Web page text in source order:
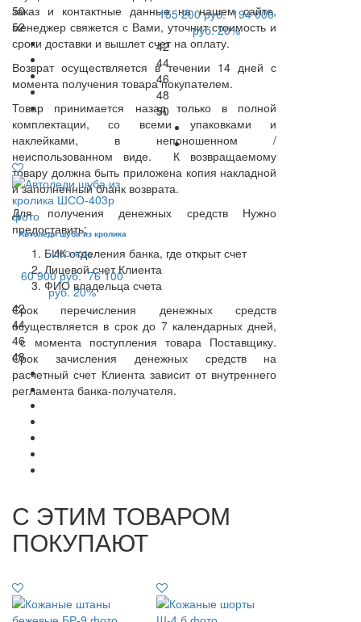
заказ и контактные данные на нашем сайте,
менеджер свяжется с Вами, уточнит стоимость и
сроки доставки и вышлет счет на оплату.
Возврат осуществляется в течении 14 дней с
момента получения товара покупателем.
Товар принимается назад только в полной
комплектации, со всеми упаковками и
наклейками, в непоношенном /
неиспользованном виде. К возвращаемому
товару должна быть приложена копия накладной
и заполненный бланк возврата.
Для получения денежных средств Нужно
предоставить:
БИК отделения банка, где открыт счет
Лицевой счет Клиента
ФИО владельца счета
Срок перечисления денежных средств
осуществляется в срок до 7 календарных дней,
с момента поступления товара Поставщику.
Срок зачисления денежных средств на
расчетный счет Клиента зависит от внутреннего
регламента банка-получателя.
50
52
155 200 руб. 194 000
руб. 20%
42
44
46
48
50
Автоледи шуба из кролика
ШСО-403р
60 900 руб. 76 100
руб. 20%
42
44
46
48
С ЭТИМ ТОВАРОМ
ПОКУПАЮТ